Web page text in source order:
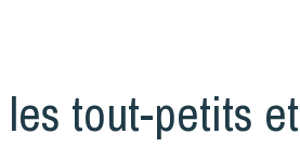
tout-petits